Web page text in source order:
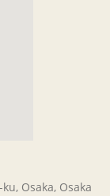
Osaka, Osaka